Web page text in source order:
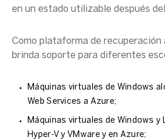
en un estado utilizable después
Como plataforma de recuperación
brinda soporte para diferentes
Máquinas virtuales de Windows
Web Services a Azure;
Máquinas virtuales de Windows y
Hyper-V y VMwarey en Azure;